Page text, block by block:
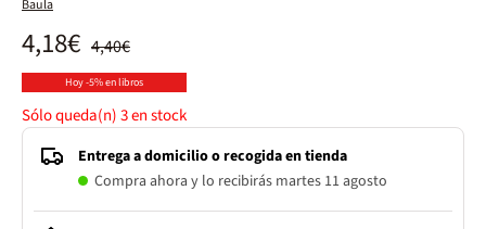
Baula
4,40€
4,18€
Hoy -5% en libros
Sólo queda(n)3en stock
Entrega a domicilio o recogida en tienda
Compra ahora y lo recibirás martes 11 agosto